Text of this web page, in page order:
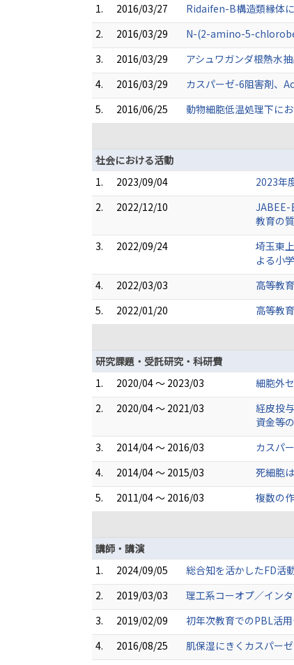
1.
2016/03/27
Ridaifen-B構造類縁体
2.
2016/03/29
N-(2-amino-5-
3.
2016/03/29
アシュワガンダ根熱水
4.
2016/03/29
カスパーゼ-6阻害剤、
5.
2016/06/25
動物細胞低温処理下に
社会における活動
1.
2023/09/04
2023年
2.
2022/12/10
JABEE-
教育の
3.
2022/09/24
埼玉東
よる小
4.
2022/03/03
高等教
5.
2022/01/20
高等教
研究課題・受託研究・科研費
1.
2020/04 ～ 2023/03
細胞外
2.
2020/04 ～ 2021/03
経皮投
資金等
3.
2014/04 ～ 2016/03
カスパ
4.
2014/04 ～ 2015/03
死細胞
5.
2011/04 ～ 2016/03
複数の
講師・講演
1.
2024/09/05
総合知を活かしたFD活
2.
2019/03/03
理工系コーオプ／イン
3.
2019/02/09
初年次教育でのPBL活
4.
2016/08/25
肌保湿にきくカスパー